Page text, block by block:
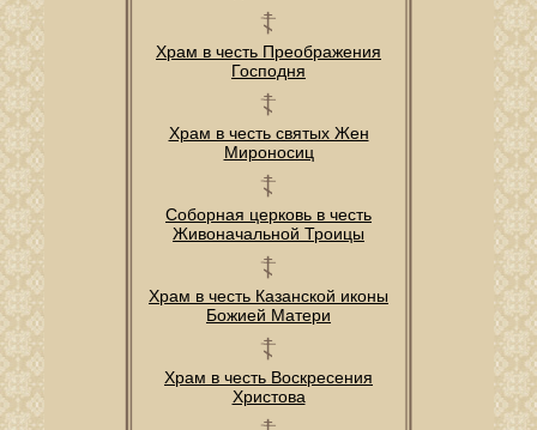
Храм в честь Преображения
Господня
Храм в честь святых Жен
Мироносиц
Соборная церковь в честь
Живоначальной Троицы
Храм в честь Казанской иконы
Божией Матери
Храм в честь Воскресения
Христова